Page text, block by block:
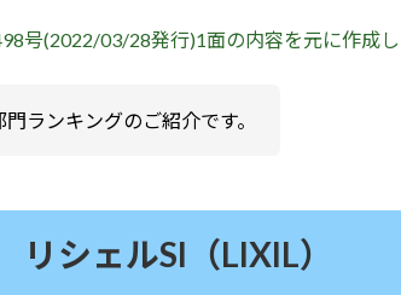
号(2022/03/28発行)1面の内容を元に作成し
ランキングのご紹介です。
シェルSI（LIXIL）